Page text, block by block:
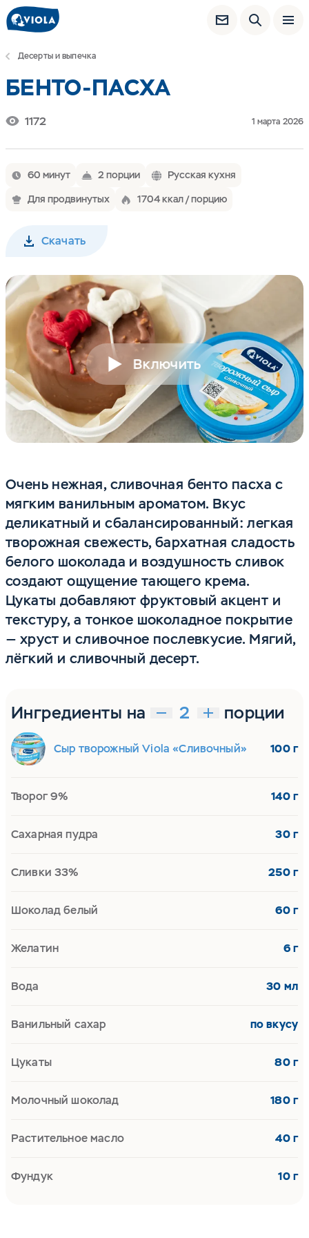
Десерты и выпечка
БЕНТО-ПАСХА
1172 1 марта 2026
60 минут 2 порции
Русская кухня
Для продвинутых
1704 ккал / порцию
Скачать
Включить
Очень нежная, сливочная бенто пасха с
мягким ванильным ароматом. Вкус
деликатный и сбалансированный: легкая
творожная свежесть, бархатная сладость
белого шоколада и воздушность сливок
создают ощущение тающего крема.
Цукаты добавляют фруктовый акцент и
текстуру, а тонкое шоколадное покрытие
— хруст и сливочное послевкусие. Мягий,
лёгкий и сливочный десерт.
Ингредиенты на порции
Сыр творожный Viola «Сливочный» 100 г
Творог 9% 140 г
Сахарная пудра 30 г
Сливки 33% 250 г
Шоколад белый 60 г
Желатин 6 г
Вода 30 мл
Ванильный сахар по вкусу
Цукаты 80 г
Молочный шоколад 180 г
Растительное масло 40 г
Фундук 10 г